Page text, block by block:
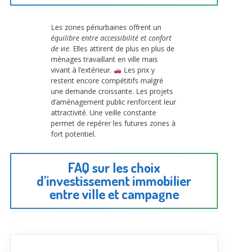
Les zones périurbaines offrent un
équilibre entre accessibilité et confort
de vie. Elles attirent de plus en plus de
ménages travaillant en ville mais
vivant à l’extérieur.
Les prix y
restent encore compétitifs malgré
une demande croissante. Les projets
d’aménagement public renforcent leur
attractivité. Une veille constante
permet de repérer les futures zones à
fort potentiel.
FAQ sur les choix
d’investissement immobilier
entre ville et campagne